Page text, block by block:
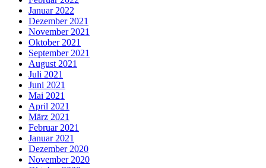
Januar 2022
Dezember 2021
November 2021
Oktober 2021
September 2021
August 2021
Juli 2021
Juni 2021
Mai 2021
April 2021
März 2021
Februar 2021
Januar 2021
Dezember 2020
November 2020